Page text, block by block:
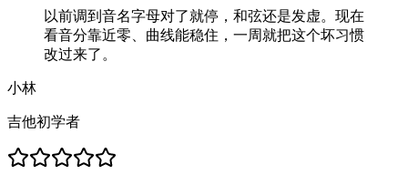
以前调到音名字母对了就停，和弦还是发虚。现在
看音分靠近零、曲线能稳住，一周就把这个坏习惯
改过来了。
小林
吉他初学者